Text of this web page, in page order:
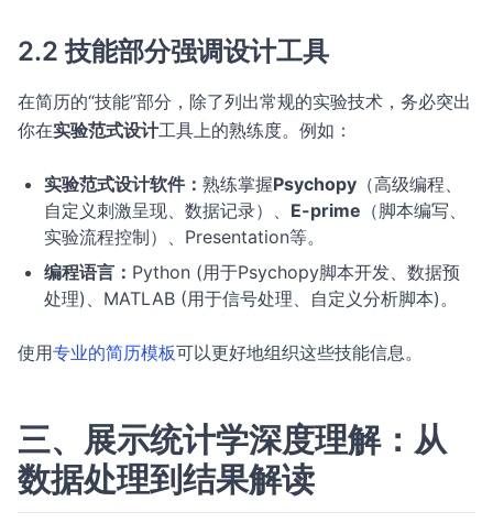
2.2 技能部分强调设计工具
在简历的“技能”部分，除了列出常规的实验技术，务必突出
你在实验范式设计工具上的熟练度。例如：
实验范式设计软件： 熟练掌握Psychopy （高级编程、
自定义刺激呈现、数据记录）、 E-prime （脚本编写、
实验流程控制）、Presentation等。
编程语言： Python (用于Psychopy脚本开发、数据预
处理)、MATLAB (用于信号处理、自定义分析脚本)。
使用专业的简历模板可以更好地组织这些技能信息。
三、展示统计学深度理解：从
数据处理到结果解读